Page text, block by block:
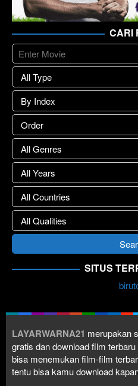
CARI
SITUS
LAYARWARNA21 merupakan
gratis dan download film
bisa menemukan film-film
tentu bisa kamu download